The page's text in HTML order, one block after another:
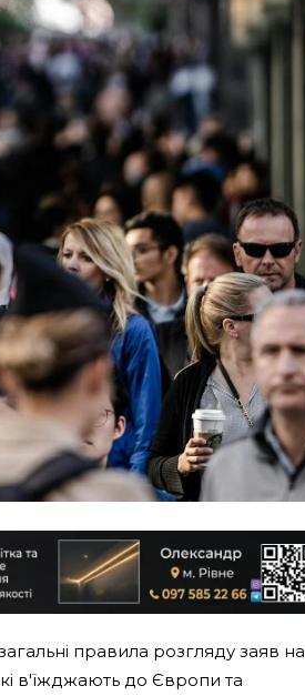
правила розгляду заяв на
в'їжджають до Європи та